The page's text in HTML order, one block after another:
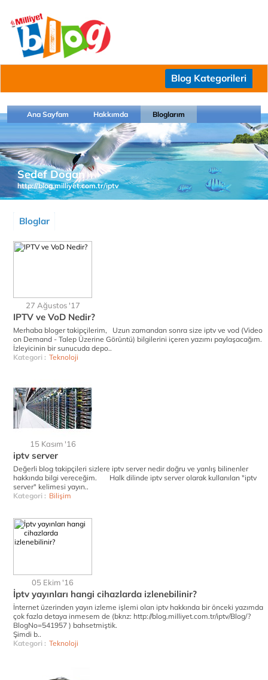
Blog Kategorileri
Ana Sayfam Hakkımda Bloglarım
Sedef Dogan
http://blog.milliyet.com.tr/iptv
Bloglar
27 Ağustos '17
IPTV ve VoD Nedir?
Merhaba bloger takipçilerim, Uzun zamandan sonra size iptv ve vod (Video
on Demand - Talep Üzerine Görüntü) bilgilerini içeren yazımı paylaşacağım.
İzleyicinin bir sunucuda depo..
Kategori : Teknoloji
15 Kasım '16
iptv server
Değerli blog takipçileri sizlere iptv server nedir doğru ve yanlış bilinenler
hakkında bilgi vereceğim. Halk dilinde iptv server olarak kullanılan "iptv
server" kelimesi yayın..
Kategori : Bilişim
05 Ekim '16
İptv yayınları hangi cihazlarda izlenebilinir?
İnternet üzerinden yayın izleme işlemi olan iptv hakkında bir önceki yazımda
çok fazla detaya inmesem de (bknz: http://blog.milliyet.com.tr/iptv/Blog/?
BlogNo=541957 ) bahsetmiştik.
Şimdi b..
Kategori : Teknoloji